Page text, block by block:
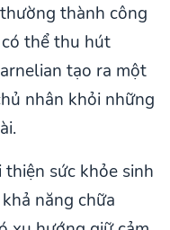
thành công
thể thu hút
tạo ra một
nhân khỏi những
sức khỏe sinh
năng chữa